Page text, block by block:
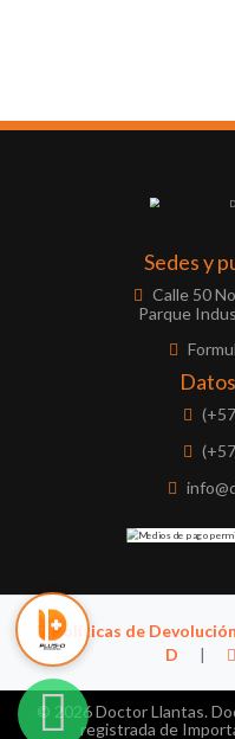
Sedes y
Calle 50
Parque
Políticas de
D
|
© 2026 Doctor Llantas.
registrada de